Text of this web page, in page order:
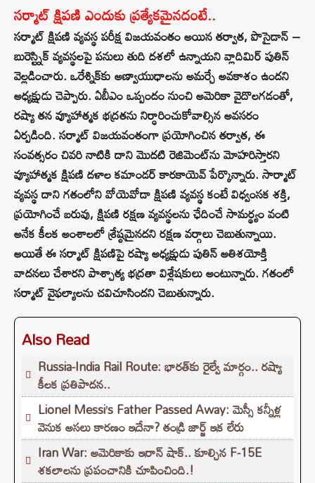
సర్మాట్ క్షిపణి ఎందుకు ప్రత్యేకమైనదంటే..
సర్మాట్ క్షిపణి వ్యవస్థ పరీక్ష విజయవంతం అయిన తర్వాత, పొసైడాన్ –
బురెస్ట్నిక్ వ్యవస్థలపై పనులు తుది దశలో ఉన్నాయని వ్లాదిమిర్ పుతిన్
వెల్లడించారు. ఒరేశ్నిక్‌కు అణ్వాయుధాలను అమర్చే అవకాశం ఉందని
అధ్యక్షుడు చెప్పారు. ఏబీఎం ఒప్పందం నుంచి అమెరికా వైదొలగడంతో,
రష్యా తన వ్యూహాత్మక భద్రతను నిర్ధారించుకోవాల్సిన అవసరం
ఏర్పడింది. సర్మాట్ విజయవంతంగా ప్రయోగించిన తర్వాత, ఈ
సంవత్సరం చివరి నాటికి దాని మొదటి రెజిమెంట్‌ను మోహరిస్తారని
వ్యూహాత్మక క్షిపణి దళాల కమాండర్ కారకాయెవ్ పేర్కొన్నారు. సార్మాట్
వ్యవస్థ దాని గతంలోని వోయెవోడా క్షిపణి వ్యవస్థ కంటే విధ్వంసక శక్తి,
ప్రయోగించే బరువు, క్షిపణి రక్షణ వ్యవస్థలను ఛేదించే సామర్థ్యం వంటి
అనేక కీలక అంశాలలో శ్రేష్ఠమైనదని రక్షణ వర్గాలు చెబుతున్నాయి.
అయితే ఈ సర్మాట్ క్షిపణిపై రష్యా అధ్యక్షుడు పుతిన్ అతిశయోక్తి
వాదనలు చేశారని పాశ్చాత్య భద్రతా విశ్లేషకులు అంటున్నారు. గతంలో
సర్మాట్ వైఫల్యాలను చవిచూసిందని చెబుతున్నారు.
Also Read
Russia-India Rail Route: భారత్‌కు రైల్వే మార్గం.. రష్యా
కీలక ప్రతిపాదన..
Lionel Messi’s Father Passed Away: మెస్సీ కన్నీళ్ల
వెనుక అసలు కారణం ఇదేనా? తండ్రి జార్జ్ ఇక లేరు
Iran War: అమెరికాకు ఇరాన్ షాక్.. కూల్చిన F-15E
శకలాలను ప్రపంచానికి చూపించింది.!